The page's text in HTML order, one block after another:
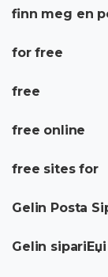
finn meg en
for free
free
free online
free sites for
Gelin Posta
Gelin